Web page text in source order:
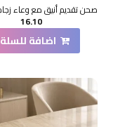
16.10
اضافة للسلة